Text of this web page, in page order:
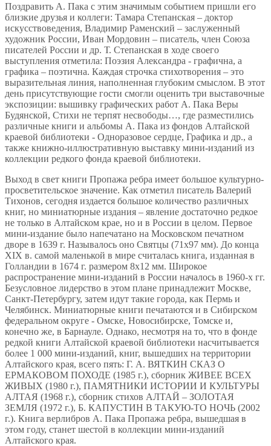
Поздравить А. Пака с этим значимым событием пришли его
близкие друзья и коллеги: Тамара Степанская – доктор
искусствоведения, Владимир Раменский – заслуженный
художник России, Иван Мордовин – писатель, член Союза
писателей России и др. Т. Степанская в ходе своего
выступления отметила: Поэзия Александра - графична, а
графика – поэтична. Каждая строчка стихотворения – это
выразительная линия, наполненная глубоким смыслом. В этот
день присутствующие гости смогли оценить три выставочные
экспозиции: вышивку графических работ А. Пака Веры
Будянской, Стихи не терпят несвободы…, где разместились
различные книги и альбомы А. Пака из фондов Алтайской
краевой библиотеки - Одноразовое сердце, Графика и др., а
также книжно-иллюстративную выставку мини-изданий из
коллекции редкого фонда краевой библиотеки.
Выход в свет книги Пропажа ребра имеет большое культурно-
просветительское значение. Как отметил писатель Валерий
Тихонов, сегодня издается большое количество различных
книг, но миниатюрные издания – явление достаточно редкое
не только в Алтайском крае, но и в России в целом. Первое
мини-издание было напечатано на Московском печатном
дворе в 1639 г. Называлось оно Святцы (71х97 мм). До конца
XIX в. самой маленькой в мире считалась книга, изданная в
Голландии в 1674 г. размером 8х12 мм. Широкое
распространение мини-изданий в России началось в 1960-х гг.
Безусловное лидерство в этом плане принадлежит Москве,
Санкт-Петербургу, затем идут такие города, как Пермь и
Челябинск. Миниатюрные книги печатаются и в Сибирском
федеральном округе - Омске, Новосибирске, Томске и,
конечно же, в Барнауле. Однако, несмотря на то, что в фонде
редкой книги Алтайской краевой библиотеки насчитывается
более 1 000 мини-изданий, книг, вышедших на территории
Алтайского края, всего пять: Г. А. ВЯТКИН СКАЗ О
ЕРМАКОВОМ ПОХОДЕ (1985 г.), сборник ЖИВЕЕ ВСЕХ
ЖИВЫХ (1980 г.), ПАМЯТНИКИ ИСТОРИИ И КУЛЬТУРЫ
АЛТАЯ (1968 г.), сборник стихов АЛТАЙ – ЗОЛОТАЯ
ЗЕМЛЯ (1972 г.), Б. КАПУСТИН В ТАКУЮ-ТО НОЧЬ (2002
г.). Книга верлибров А. Пака Пропажа ребра, вышедшая в
этом году, станет шестой в коллекции мини-изданий
Алтайского края.